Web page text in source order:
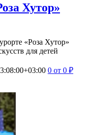
Хутор»
«Роза Хутор»
для детей
0 от 0 ₽